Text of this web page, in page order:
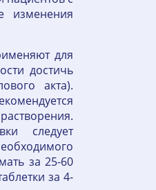
изменения
для
достичь
акта).
следует
за 25-60
за 4-